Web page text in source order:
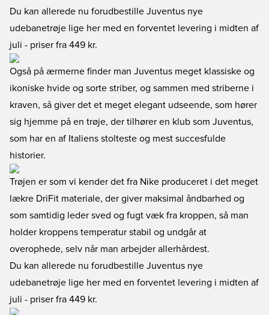
Du kan allerede nu forudbestille Juventus nye
udebanetrøje lige her med en forventet levering i midten af
juli - priser fra 449 kr.
Også på ærmerne finder man Juventus meget klassiske og
ikoniske hvide og sorte striber, og sammen med striberne i
kraven, så giver det et meget elegant udseende, som hører
sig hjemme på en trøje, der tilhører en klub som Juventus,
som har en af Italiens stolteste og mest succesfulde
historier.
Trøjen er som vi kender det fra Nike produceret i det meget
lækre DriFit materiale, der giver maksimal åndbarhed og
som samtidig leder sved og fugt væk fra kroppen, så man
holder kroppens temperatur stabil og undgår at
overophede, selv når man arbejder allerhårdest.
Du kan allerede nu forudbestille Juventus nye
udebanetrøje lige her med en forventet levering i midten af
juli - priser fra 449 kr.